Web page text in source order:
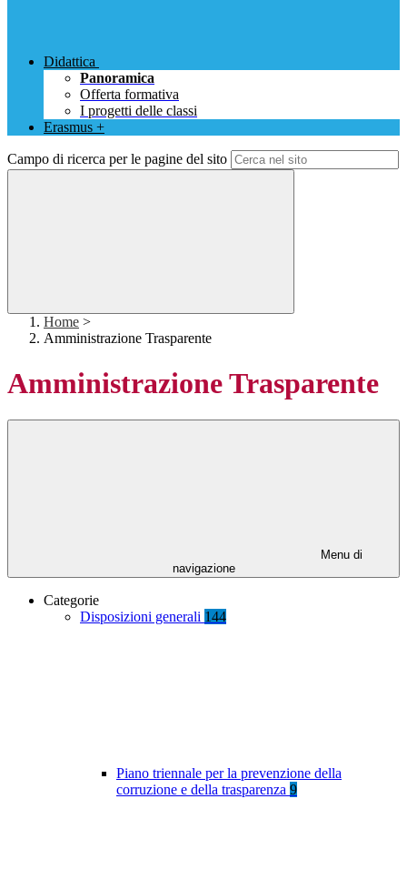
Didattica
Panoramica
Offerta formativa
I progetti delle classi
Erasmus +
Campo di ricerca per le pagine del sito
Home >
Amministrazione Trasparente
Amministrazione Trasparente
Menu di
navigazione
Categorie
Disposizioni generali 144
Piano triennale per la prevenzione della
corruzione e della trasparenza 9